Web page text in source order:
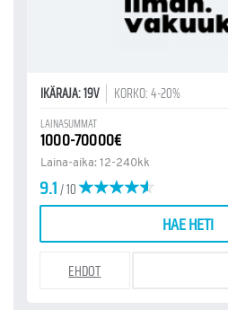
IKÄRAJA: 19V KORKO: 4-20%
LAINASUMMAT
1000-70000€
Laina-aika: 12-240kk
9.1/ 10
HAE HETI
EHDOT